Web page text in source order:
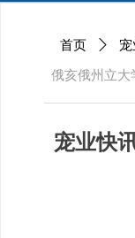
宠业快
首页 ꄲ
俄亥俄州立大